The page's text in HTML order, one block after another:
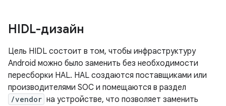
HIDL-дизайн
Цель HIDL состоит в том, чтобы инфраструктуру
Android можно было заменить без необходимости
пересборки HAL. HAL создаются поставщиками или
производителями SOC и помещаются в раздел
/vendor на устройстве, что позволяет заменить